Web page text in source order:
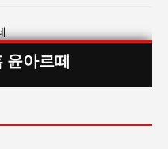
윤아르떼